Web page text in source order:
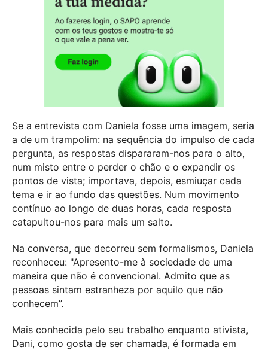
Se a entrevista com Daniela fosse uma imagem, seria
a de um trampolim: na sequência do impulso de cada
pergunta, as respostas dispararam-nos para o alto,
num misto entre o perder o chão e o expandir os
pontos de vista; importava, depois, esmiuçar cada
tema e ir ao fundo das questões. Num movimento
contínuo ao longo de duas horas, cada resposta
catapultou-nos para mais um salto.
Na conversa, que decorreu sem formalismos, Daniela
reconheceu: "Apresento-me à sociedade de uma
maneira que não é convencional. Admito que as
pessoas sintam estranheza por aquilo que não
conhecem”.
Mais conhecida pelo seu trabalho enquanto ativista,
Dani, como gosta de ser chamada, é formada em